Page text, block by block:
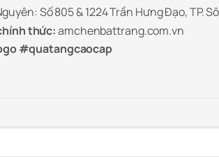
Số 805 & 1224 Trần Hưng Đạo, TP.
thức:amchenbattrang.com.vn
#quatangcaocap